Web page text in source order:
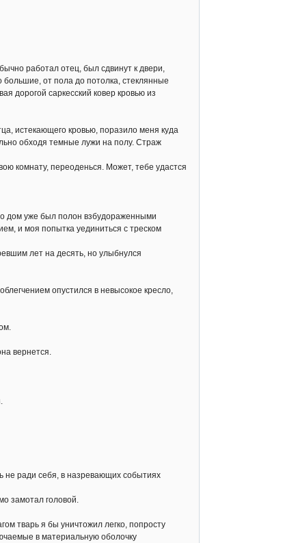
работал отец, был сдвинут к двери,
от пола до потолка, стеклянные
дорогой саркесский ковер кровью из
истекающего кровью, поразило меня куда
обходя темные лужи на полу. Страж
комнату, переоденься. Может, тебе удастся
дом уже был полон взбудораженными
и моя попытка уединиться с треском
лет на десять, но улыбнулся
опустился в невысокое кресло,
вернется.
ради себя, в назревающих событиях
замотал головой.
тварь я бы уничтожил легко, попросту
в материальную оболочку